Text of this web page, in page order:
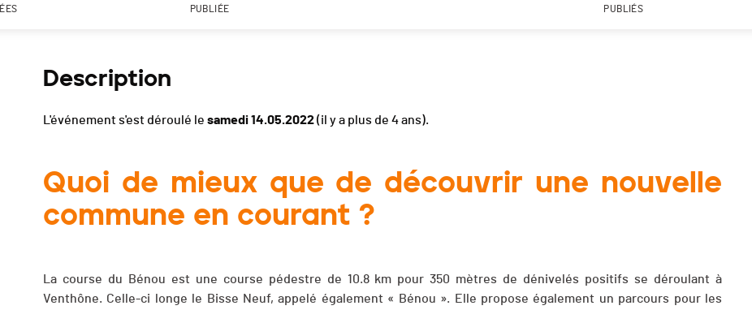
PUBLIÉE PUBLIÉS
Description
L'événement s'est déroulé le samedi 14.05.2022(il y a plus de 4 ans).
Quoi de mieux que de découvrir une nouvelle
commune en courant ?
La course du Bénou est une course pédestre de 10.8 km pour 350 mètres de dénivelés positifs se déroulant à
Venthône. Celle-ci longe le Bisse Neuf, appelé également « Bénou ». Elle propose également un parcours pour les